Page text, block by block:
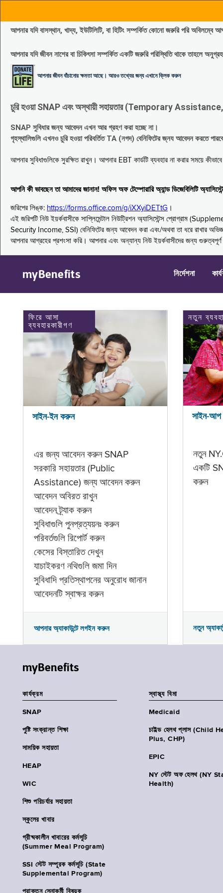
আপনার যদি বাসস্থান, খাদ্য, ইউটিলিটি, বা হিটিং সম্পর্কিত কোনো জরুরি পরি
আপনার যদি জীবন নাশের বা চিকিৎসা সম্পর্কিত একটি জরুরি পরিস্থিতি থাকে তাহলে
আপনার জীবন বাঁচানোর ক্ষমতা আছে। আরও তথ্যের জন্য এখানে ক্লিক করুন
চুরি হওয়া SNAP এবং অস্থায়ী সহায়তার (Temporary Assistance,
SNAP সুবিধার জন্য আবেদন এখন আর গ্রহণ করা হচ্ছে না।
গৃহস্থালিগুলি এখনও চুরি হওয়া পরিবর্তিত TA (নগদ) বেনিফিটের জ্নয আবেদন করতে
আপনার সুবিধাগুলিকে সুরক্ষিত রাখুন। আপনার EBT কার্ডটি ব্যবহার না করার সময়ে
আপনি কী ভাবছেন তা আমাদের জানান! অফিস অফ টেম্পোরারি অ্যান্ড ডিজেবিলিটি
জরিপের লিঙ্ক: https://forms.office.com/g/iXXyiDETtG ।
এই জরিপটি নিউ ইয়র্কবাসীকে সাপ্লিমেন্টাল নিউট্রিশন অ্যাসিস্টেন্স প্রোগ্রাম
Security Income, SSI) বেনিফিটের জন্য আবেদন করা এবং/অথবা তা ধরে রাখার
আপনার আগ্রহের প্রশংসা করি। আপনার এবং অন্যান্য নিউ ইয়র্কবাসীদের জন্য
myBenefits নির্দেশনা
ফিরে আসা
ব্যবহারকারীগণ
সাইন-ইন করুন
এর জন্য আবেদন করুন SNAP
সরকারি সহায়তার (Public
Assistance) জন্য আবেদন করুন
আবেদন অবিরত রাখুন
আবেদন ট্র্যাক করুন
সুবিধাগুলি পুনপ্রত্যয়নঃ করুন
পরিবর্তগুলি রিপোর্ট করুন
কেসের বিস্তারিত দেখুন
যাচাইকরণ নথিগুলি জমা দিন
সুবিধাদি প্রতিস্থাপনের অনুরোধ জানান
আবেদনটি স্বাক্ষর করুন
আপনার অ্যাকাউন্টে লগইন করুন
নতুন
সাইন-
নতুন
একটি
করুন
নতুন
myBenefits
কার্যক্রম
SNAP
পুষ্টি সংক্রান্ত শিক্ষা
সাময়িক সহায়তা
HEAP
WIC
শিশু পরিচর্যার সহায়তা
স্কুলের খাবার
গ্রীষ্মকালীন খাবারের কর্মসূচি
(Summer Meal Program)
SSI স্টেট সম্পূরক কর্মসূচি (State
Supplemental Program)
প্রাক্তন সেনাকর্মী বিষয়ক
স্বাস্থ্য বিমা
Medicaid
চাইল্ড হেলথ প্লাস (Child
Plus, CHP)
EPIC
NY স্টেট অফ হেলথ (NY
Health)